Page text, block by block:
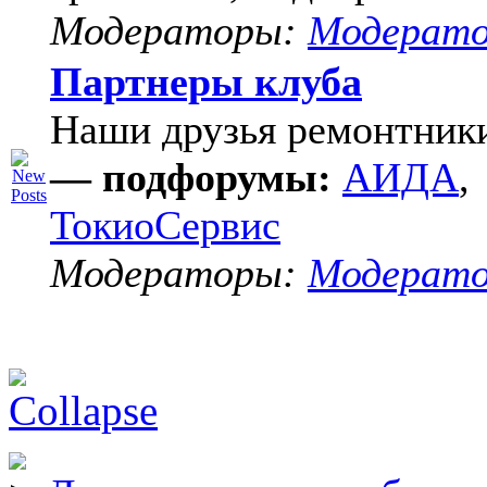
Модераторы:
Партнеры клуба
Наши друзья
— подфорумы: АИДА,
ТокиоСервис
Модераторы: